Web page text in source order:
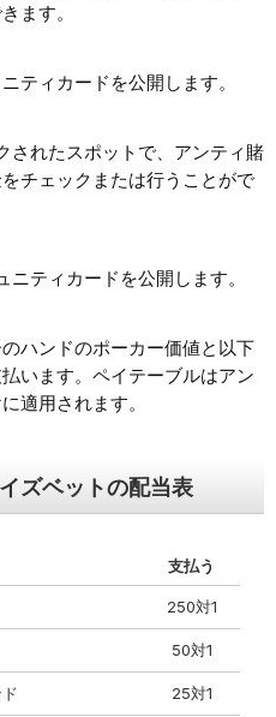
ます。
ティカードを公開します。
されたスポットで、アンティ賭
チェックまたは行うことがで
ティカードを公開します。
ハンドのポーカー価値と以下
います。ペイテーブルはアン
適用されます。
ズベットの配当表
支払う
250対1
50対1
25対1